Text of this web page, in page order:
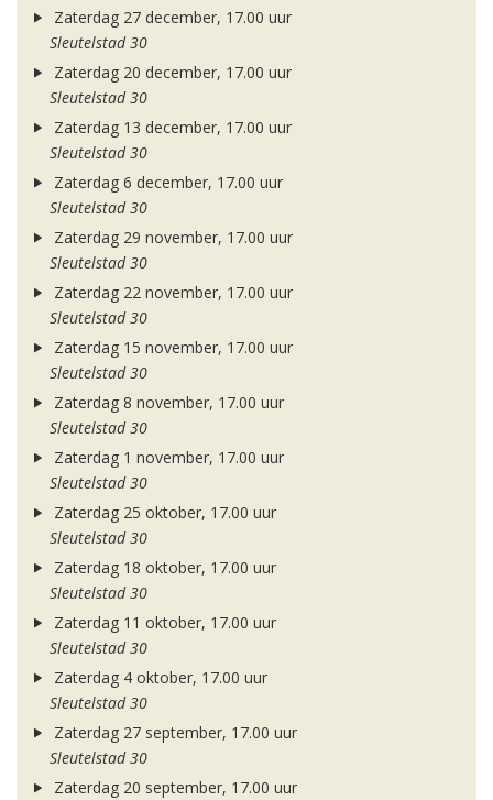
Zaterdag 27 december, 17.00 uur
Sleutelstad 30
Zaterdag 20 december, 17.00 uur
Sleutelstad 30
Zaterdag 13 december, 17.00 uur
Sleutelstad 30
Zaterdag 6 december, 17.00 uur
Sleutelstad 30
Zaterdag 29 november, 17.00 uur
Sleutelstad 30
Zaterdag 22 november, 17.00 uur
Sleutelstad 30
Zaterdag 15 november, 17.00 uur
Sleutelstad 30
Zaterdag 8 november, 17.00 uur
Sleutelstad 30
Zaterdag 1 november, 17.00 uur
Sleutelstad 30
Zaterdag 25 oktober, 17.00 uur
Sleutelstad 30
Zaterdag 18 oktober, 17.00 uur
Sleutelstad 30
Zaterdag 11 oktober, 17.00 uur
Sleutelstad 30
Zaterdag 4 oktober, 17.00 uur
Sleutelstad 30
Zaterdag 27 september, 17.00 uur
Sleutelstad 30
Zaterdag 20 september, 17.00 uur